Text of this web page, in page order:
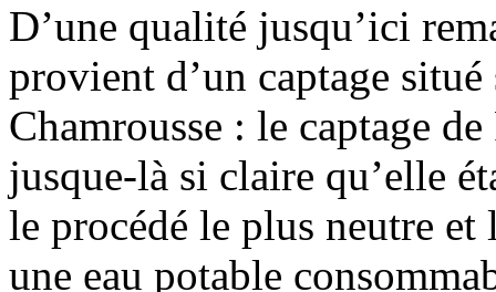
D’une qualité jusqu’ici
provient d’un captage
Chamrousse : le captage
jusque-là si claire qu’elle
le procédé le plus neutre
une eau potable